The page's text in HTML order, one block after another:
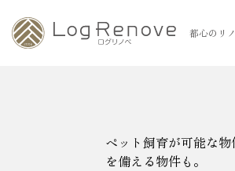
都心のリ
ペット飼育が可能な
を備える物件も。